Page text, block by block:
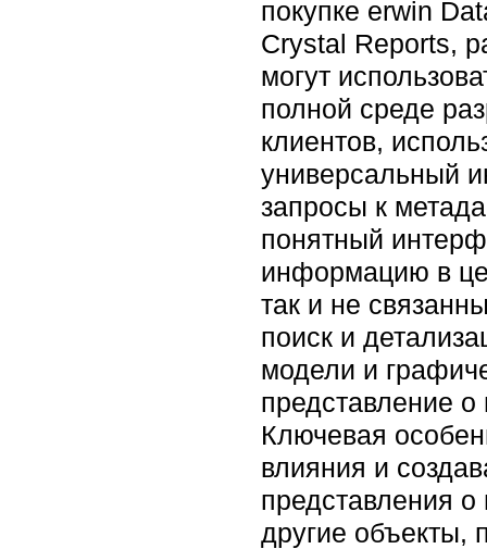
покупке erwin
Crystal Reports,
могут
полной среде
клиентов,
универсальный
запросы к
понятный
информацию в
так и не
поиск и
модели и
представление
Ключевая
влияния и
представления о
другие объекты,